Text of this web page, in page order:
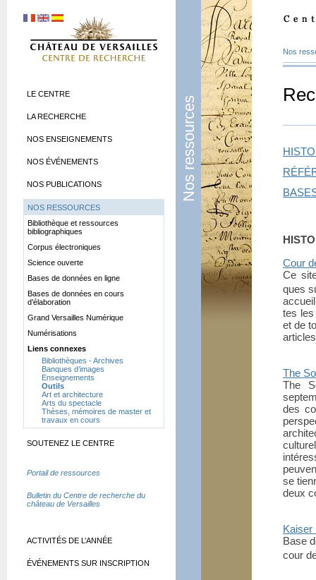
Nos ressources
Nos
Cour
Ce
ques
tes les
et de
The
The
des
se
deux
Kaiser
Base
cour
LE CENTRE
LA RECHERCHE
NOS ENSEIGNEMENTS
NOS ÉVÉNEMENTS
NOS PUBLICATIONS
NOS RESSOURCES
Bibliothèque et ressources
bibliographiques
Corpus électroniques
Science ouverte
Bases de données en ligne
Bases de données en cours
d’élaboration
Grand Versailles Numérique
Numérisations
Liens connexes
Bibliothèques - Archives
Banques d’images
Enseignements
Outils
Art et architecture
Arts du spectacle
Thèses, mémoires de master et
travaux en cours
SOUTENEZ LE CENTRE
Portail de ressources
Bulletin du Centre de recherche du
château de Versailles
ACTIVITÉS DE L’ANNÉE
ÉVÉNEMENTS SUR INSCRIPTION